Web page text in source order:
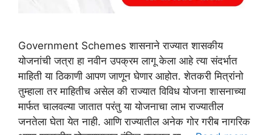
Government Schemes शासनाने राज्यात शासकीय
योजनांची जत्रा हा नवीन उपक्रम लागू केला आहे त्या संदर्भात
माहिती या ठिकाणी आपण जाणून घेणार आहोत. शेतकरी मित्रांनो
तुम्हाला तर माहितीच असेल की राज्यात विविध योजना शासनाच्या
मार्फत चालवल्या जातात परंतु या योजनाचा लाभ राज्यातील
जनतेला घेता येत नाही. आणि राज्यातील अनेक गोर गरीब नागरिक